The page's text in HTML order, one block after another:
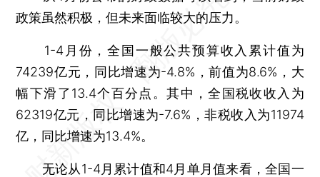
政策虽然积极，但未来面临较大的压力。
1-4月份，全国一般公共预算收入累计值为
74239亿元，同比增速为-4.8%，前值为8.6%，大
幅下滑了13.4个百分点。其中，全国税收收入为
62319亿元，同比增速为-7.6%，非税收入为11974
亿，同比增速为13.4%。
无论从1-4月累计值和4月单月值来看，全国一